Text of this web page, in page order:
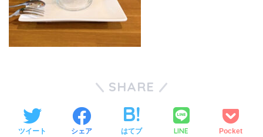
SHARE
ツイート シェア はてブ LINE Pocket